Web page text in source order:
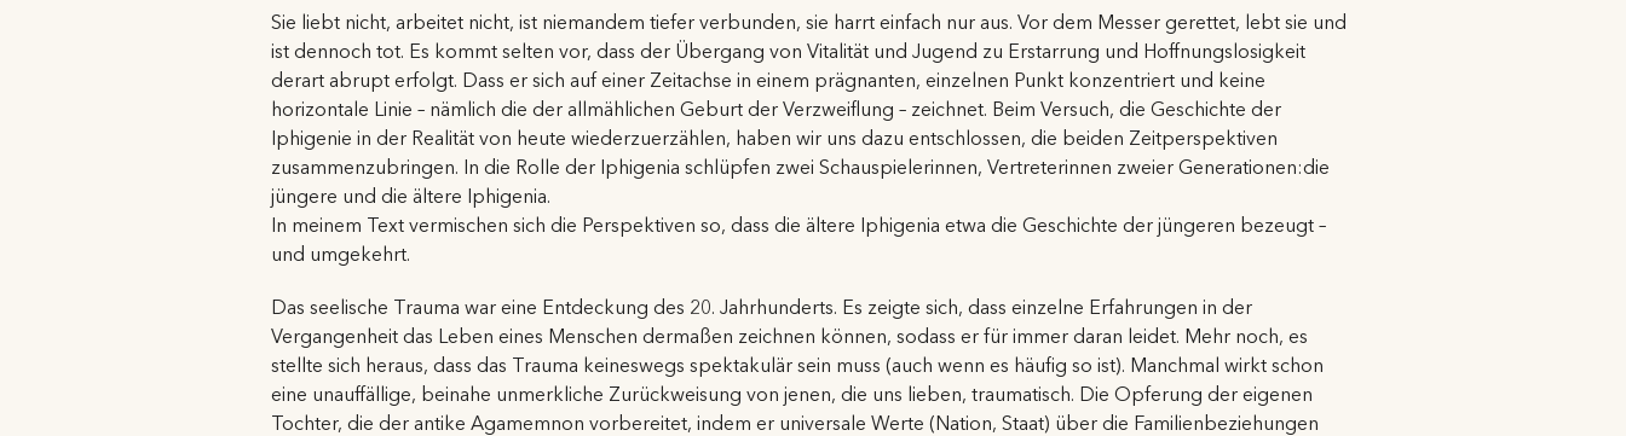
Sie liebt nicht, arbeitet nicht, ist niemandem tiefer verbunden, sie harrt einfach nur aus. Vor dem Messer gerettet, lebt sie und
ist dennoch tot. Es kommt selten vor, dass der Übergang von Vitalität und Jugend zu Erstarrung und Hoffnungslosigkeit
derart abrupt erfolgt. Dass er sich auf einer Zeitachse in einem prägnanten, einzelnen Punkt konzentriert und keine
horizontale Linie – nämlich die der allmählichen Geburt der Verzweiflung – zeichnet. Beim Versuch, die Geschichte der
Iphigenie in der Realität von heute wiederzuerzählen, haben wir uns dazu entschlossen, die beiden Zeitperspektiven
zusammenzubringen. In die Rolle der Iphigenia schlüpfen zwei Schauspielerinnen, Vertreterinnen zweier Generationen:die
jüngere und die ältere Iphigenia.
In meinem Text vermischen sich die Perspektiven so, dass die ältere Iphigenia etwa die Geschichte der jüngeren bezeugt –
und umgekehrt.
Das seelische Trauma war eine Entdeckung des 20. Jahrhunderts. Es zeigte sich, dass einzelne Erfahrungen in der
Vergangenheit das Leben eines Menschen dermaßen zeichnen können, sodass er für immer daran leidet. Mehr noch, es
stellte sich heraus, dass das Trauma keineswegs spektakulär sein muss (auch wenn es häufig so ist). Manchmal wirkt schon
eine unauffällige, beinahe unmerkliche Zurückweisung von jenen, die uns lieben, traumatisch. Die Opferung der eigenen
Tochter, die der antike Agamemnon vorbereitet, indem er universale Werte (Nation, Staat) über die Familienbeziehungen